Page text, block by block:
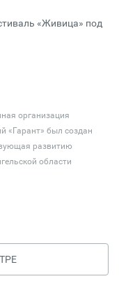
«Живица» под
организация
«Гарант» был создан
развитию
области